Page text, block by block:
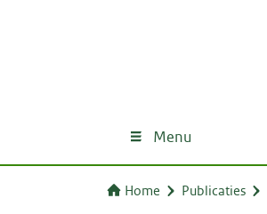
Menu
Home Publicaties